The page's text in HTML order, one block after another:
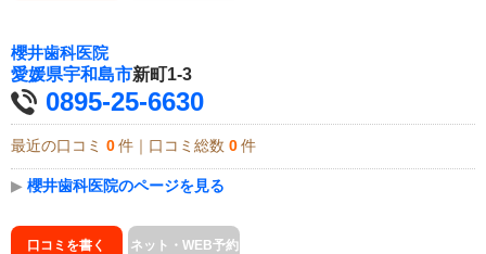
櫻井歯科医院
愛媛県宇和島市新町1-3
0895-25-6630
最近の口コミ 0 件｜口コミ総数 0 件
▶ 櫻井歯科医院のページを見る
口コミを書く ネット・WEB予約